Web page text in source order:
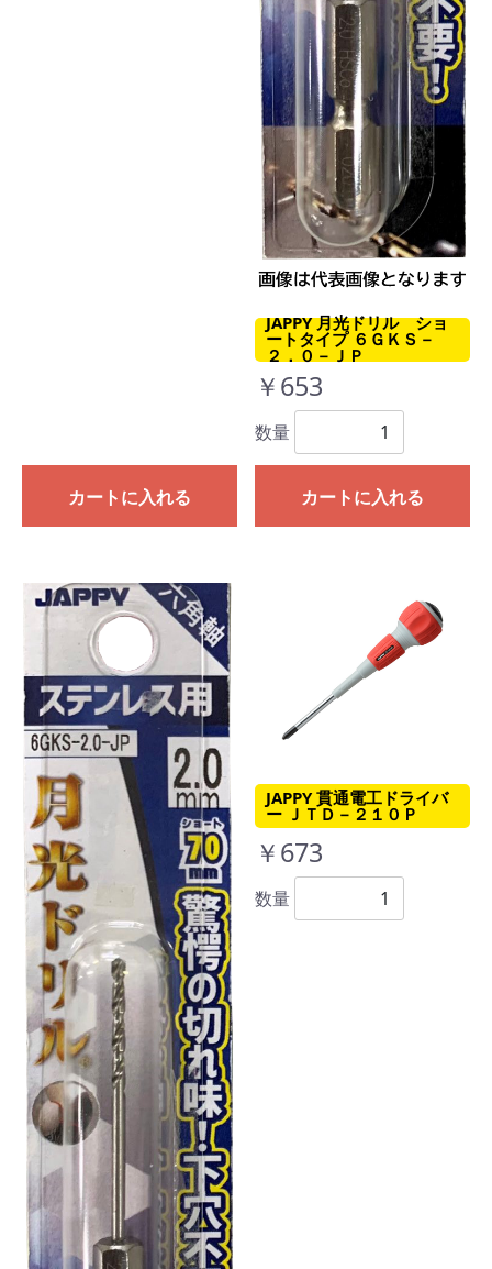
カートに入れる
JAPPY 月光ドリル ショ
ートタイプ ６ＧＫＳ－
２．０－ＪＰ
￥653
数量
カートに入れる
JAPPY 貫通電工ドライバ
ー ＪＴＤ－２１０Ｐ
￥673
数量